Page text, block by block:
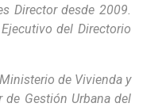
Director desde 2009.
del Directorio
de Vivienda y
de Gestión Urbana del